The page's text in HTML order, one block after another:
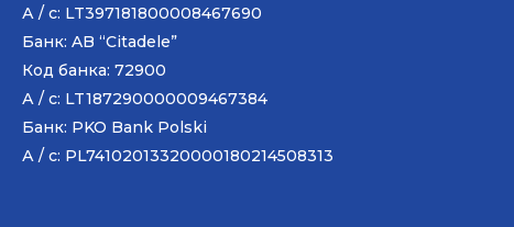
А / с: LT397181800008467690
Банк: AB “Citadele”
Код банка: 72900
А / с: LT187290000009467384
Банк: PKO Bank Polski
А / с: PL74102013320000180214508313